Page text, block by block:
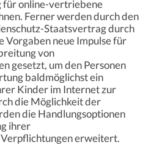
für online-vertriebene
Ferner werden durch den
Staatsvertrag durch
Vorgaben neue Impulse für
von
gesetzt, um den Personen
baldmöglichst ein
Kinder im Internet zur
die Möglichkeit der
die Handlungsoptionen
ihrer
erweitert.